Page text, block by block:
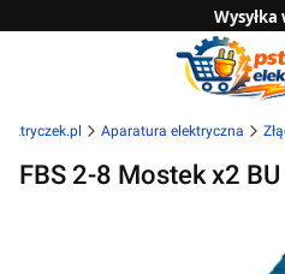
Wysyłka
Zwrot do
Sprawdź
Aparatura elektryczna
FBS 2-8 Mostek x2 BU